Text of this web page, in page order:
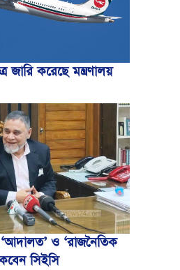
জারি করেছে মন্ত্রণালয়
ও ‘রাজনৈতিক
সিইসি